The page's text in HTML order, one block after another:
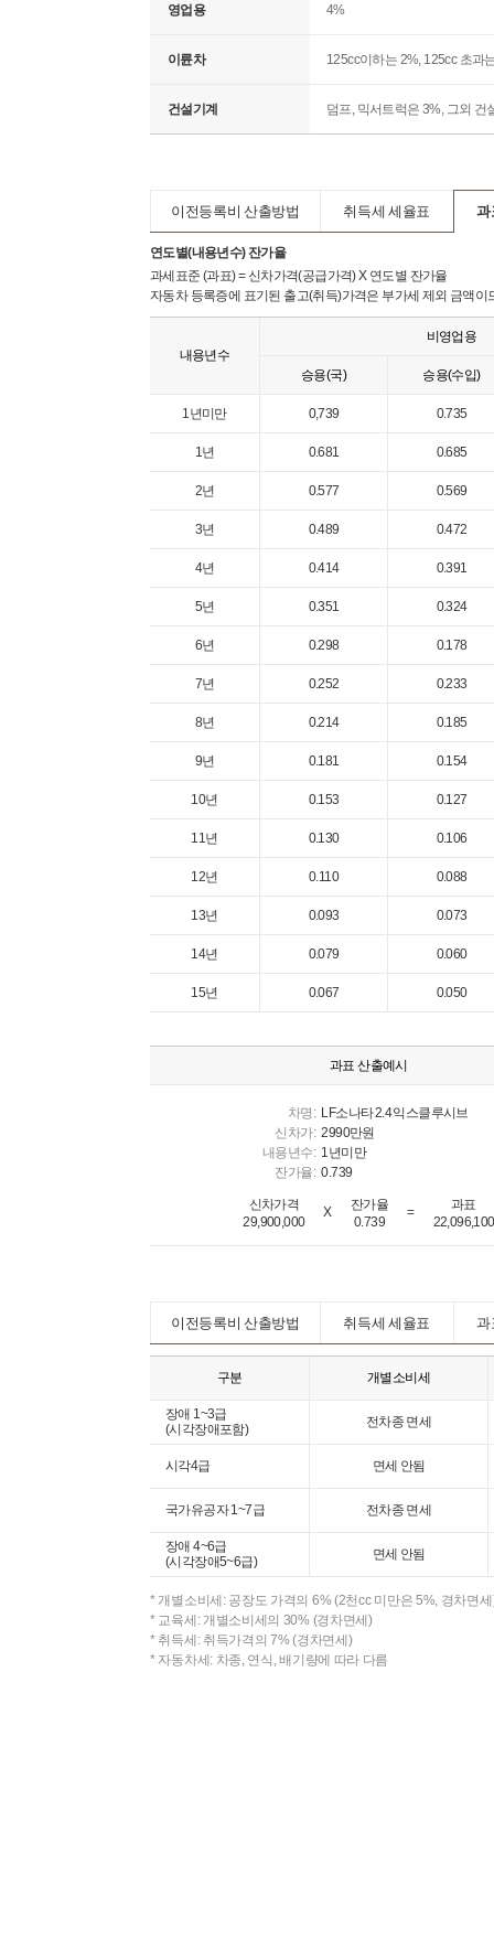
영업용 4%
이륜차 125cc이하는 2%, 125cc 초과
건설기계 덤프, 믹서트럭은 3%, 그외 건
이전등록비 산출방법 취득세 세율표 과
연도별(내용년수) 잔가율
과세표준 (과표) = 신차가격(공급가격) X 연도별 잔가율
자동차 등록증에 표기된 출고(취득)가격은 부가세 제외 금액
내용년수
비영업용
승용(국) 승용(수입)
1년미만 0,739 0.735
1년 0.681 0.685
2년 0.577 0.569
3년 0.489 0.472
4년 0.414 0.391
5년 0.351 0.324
6년 0.298 0.178
7년 0.252 0.233
8년 0.214 0.185
9년 0.181 0.154
10년 0.153 0.127
11년 0.130 0.106
12년 0.110 0.088
13년 0.093 0.073
14년 0.079 0.060
15년 0.067 0.050
과표 산출예시
차명: LF소나타 2.4 익스클루시브
신차가: 2990만원
내용년수: 1년미만
잔가율: 0.739
신차가격
29,900,000
X
잔가율
0.739
=
과표
22,096,100
이전등록비 산출방법 취득세 세율표 과
구분 개별소비세
장애 1~3급
(시각장애포함)
전차종 면세
시각4급 면세 안됨
국가유공자 1~7급 전차종 면세
장애 4~6급
(시각장애5~6급)
면세 안됨
* 개별소비세: 공장도 가격의 6% (2천cc 미만은 5%, 경차면
* 교육세: 개별소비세의 30% (경차면세)
* 취득세: 취득가격의 7% (경차면세)
* 자동차세: 차종, 연식, 배기량에 따라 다름